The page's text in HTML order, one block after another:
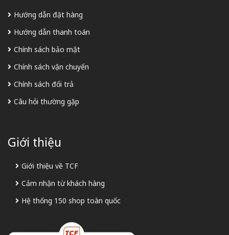
Hướng dẫn đặt hàng
Hướng dẫn thanh toán
Chính sách bảo mật
Chính sách vận chuyển
Chính sách đổi trả
Câu hỏi thường gặp
Giới thiệu
Giới thiệu về TCF
Cảm nhận từ khách hàng
Hệ thống 150 shop toàn quốc